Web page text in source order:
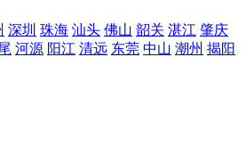
深圳 珠海 汕头 佛山 韶关 湛江 肇庆
河源 阳江 清远 东莞 中山 潮州 揭阳